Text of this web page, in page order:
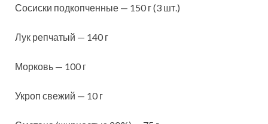
Сосиски подкопченные — 150 г (3 шт.)
Лук репчатый — 140 г
Морковь — 100 г
Укроп свежий — 10 г